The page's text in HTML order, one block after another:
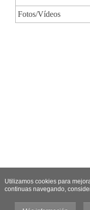
Utilizamos cookies para
continuas navegando,